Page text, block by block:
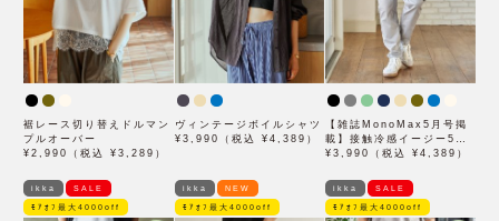
裾レース切り替えドルマン
プルオーバー
¥2,990（税込 ¥3,289）
ヴィンテージボイルシャツ
¥3,990（税込 ¥4,389）
【雑誌MonoMax5月号掲
載】接触冷感イージー5ポ
ケット
¥3,990（税込 ¥4,389）
ikka SALE
ﾓｱｵﾌ最大4000off
ikka NEW
ﾓｱｵﾌ最大4000off
ikka SALE
ﾓｱｵﾌ最大4000off